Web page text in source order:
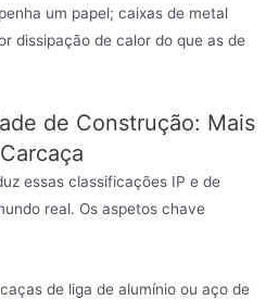
um papel; caixas de metal
dissipação de calor do que as de
de Construção: Mais
essas classificações IP e de
real. Os aspetos chave
de liga de alumínio ou aço de